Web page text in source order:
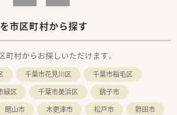
市区町村から探す
村からお探しいただけます。
千葉市花見川区
千葉市稲毛区
緑区 千葉市美浜区
銚子市
館山市 木更津市 松戸市
野田市